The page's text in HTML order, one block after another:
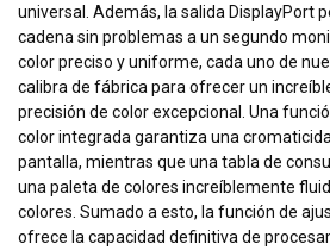
universal. Además, la salida DisplayPort
cadena sin problemas a un segundo
color preciso y uniforme, cada uno de
calibra de fábrica para ofrecer un
precisión de color excepcional. Una
color integrada garantiza una
pantalla, mientras que una tabla de
una paleta de colores increíblemente
colores. Sumado a esto, la función de
ofrece la capacidad definitiva de